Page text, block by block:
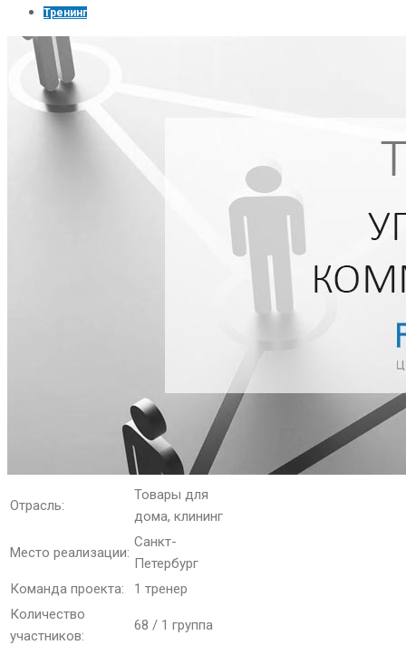
Тренинг
Отрасль:
Товары для
дома, клининг
Место реализации:
Санкт-
Петербург
Команда проекта:
1 тренер
Количество
участников:
68 / 1 группа